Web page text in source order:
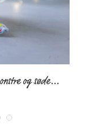
og søde...